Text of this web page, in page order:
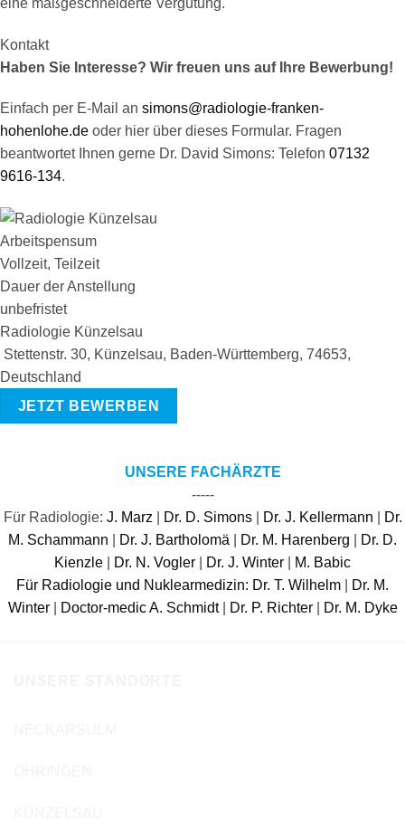
Kontakt
Haben Sie Interesse? Wir freuen uns auf Ihre Bewerbung!
Einfach per E-Mail an simons@radiologie-franken-
hohenlohe.de oder hier über dieses Formular. Fragen
beantwortet Ihnen gerne Dr. David Simons: Telefon 07132
9616-134.
Arbeitspensum
Vollzeit, Teilzeit
Dauer der Anstellung
unbefristet
Radiologie Künzelsau
Stettenstr. 30, Künzelsau, Baden-Württemberg, 74653,
Deutschland
JETZT BEWERBEN
UNSERE FACHÄRZTE
-----
Für Radiologie: J. Marz Dr. D. Simons| Dr. J. Kellermann
Dr.
M. Schammann
Dr. J. Bartholomä Dr. M. Harenberg
Dr. D.
Kienzle
Dr. N. Vogler Dr. J. Winter
M. Babic
Für Radiologie und Nuklearmedizin: Dr. T. Wilhelm
Dr. M.
Winter| Doctor-medic A. Schmidt| Dr. P. Richter| Dr. M. Dyke